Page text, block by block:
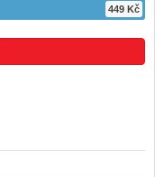
449 Kč